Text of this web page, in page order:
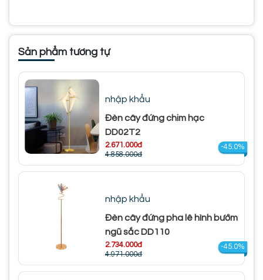
Sản phẩm tương tự
nhập khẩu
Đèn cây đứng chim hạc
DD02T2
2.671.000đ
4.858.000đ
-45.0%
nhập khẩu
Đèn cây đứng pha lê hình bướm
ngũ sắc DD110
2.734.000đ
4.971.000đ
-45.0%